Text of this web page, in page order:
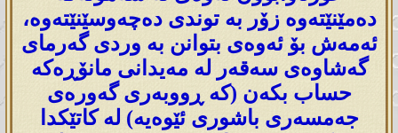
دەمێنێتەوە زۆر بە توندی دەچەوسێنێتەوە،
ئەمەش بۆ ئەوەی بتوانن بە وردی گەرمای
گەشاوەی سەقەر لە مەیدانی مانۆڕەکە
حساب بکەن (کە ڕووبەری گەورەی
جەمسەری باشوری ئێوەیە) لە کاتێکدا